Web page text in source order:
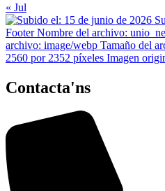
« Jul
Contacta'ns